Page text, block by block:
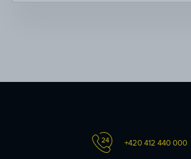
+420 412 440 000